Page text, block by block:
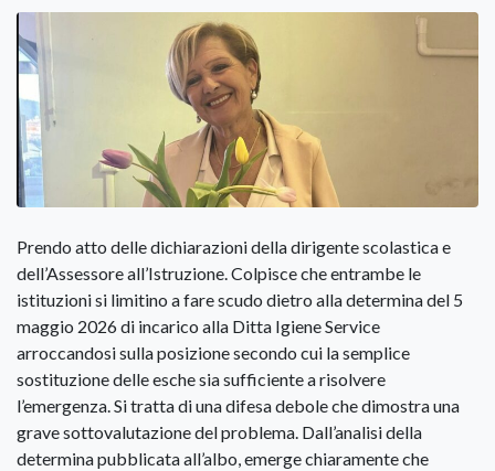
Prendo atto delle dichiarazioni della dirigente scolastica e
dell’Assessore all’Istruzione. Colpisce che entrambe le
istituzioni si limitino a fare scudo dietro alla determina del 5
maggio 2026 di incarico alla Ditta Igiene Service
arroccandosi sulla posizione secondo cui la semplice
sostituzione delle esche sia sufficiente a risolvere
l’emergenza. Si tratta di una difesa debole che dimostra una
grave sottovalutazione del problema. Dall’analisi della
determina pubblicata all’albo, emerge chiaramente che